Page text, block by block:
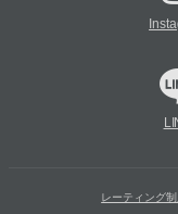
レーティング